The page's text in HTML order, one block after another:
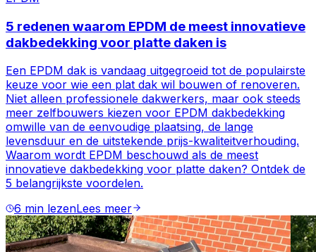
5 redenen waarom ​EPDM de meest innovatieve
dakbedekking voor platte daken is
Een EPDM dak is vandaag uitgegroeid tot de populairste
keuze voor wie een plat dak wil bouwen of renoveren.
Niet alleen professionele dakwerkers, maar ook steeds
meer zelfbouwers kiezen voor EPDM dakbedekking
omwille van de eenvoudige plaatsing, de lange
levensduur en de uitstekende prijs-kwaliteitverhouding.
Waarom wordt EPDM beschouwd als de meest
innovatieve dakbedekking voor platte daken? Ontdek de
5 belangrijkste voordelen.
6 min lezenLees meer